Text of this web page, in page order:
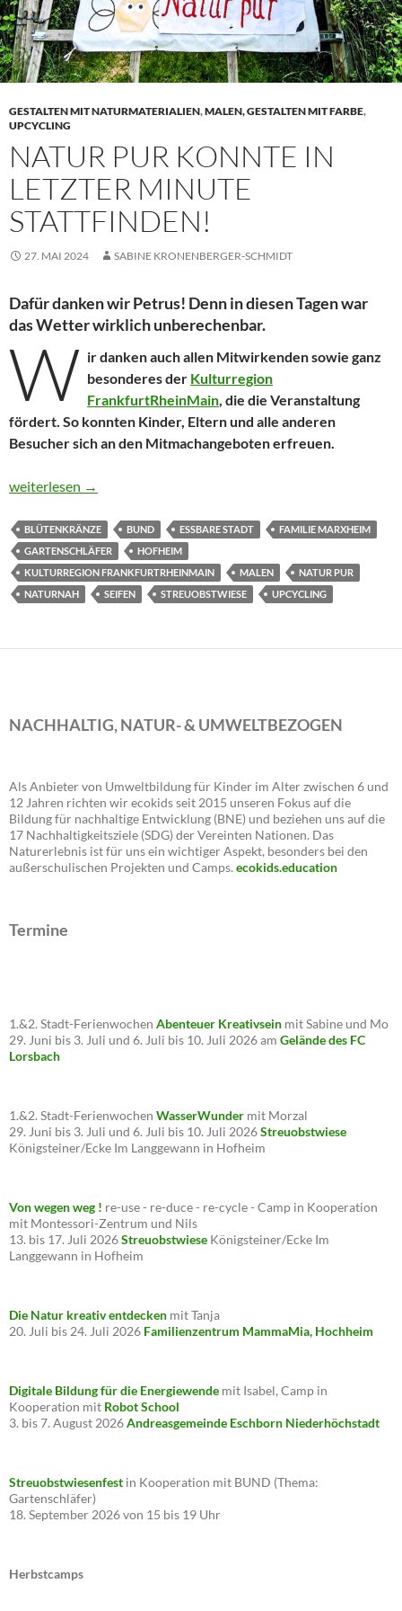
GESTALTEN MIT NATURMATERIALIEN,MALEN, GESTALTEN MIT FARBE,
UPCYCLING
NATUR PUR KONNTE IN
LETZTER MINUTE
STATTFINDEN!
27. MAI 2024 SABINE KRONENBERGER-SCHMIDT
Dafür danken wir Petrus! Denn in diesen Tagen war
das Wetter wirklich unberechenbar.
W ir danken auch allen Mitwirkenden sowie ganz
besonderes der Kulturregion
FrankfurtRheinMain, die die Veranstaltung
fördert. So konnten Kinder, Eltern und alle anderen
Besucher sich an den Mitmachangeboten erfreuen.
Natur pur konnte in letzter Minute stattfinden!
weiterlesen →
BLÜTENKRÄNZE BUND ESSBARE STADT
FAMILIE MARXHEIM
GARTENSCHLÄFER
HOFHEIM
KULTURREGION FRANKFURTRHEINMAIN
MALEN
NATUR PUR
NATURNAH
SEIFEN STREUOBSTWIESE UPCYCLING
NACHHALTIG, NATUR- & UMWELTBEZOGEN
Als Anbieter von Umweltbildung für Kinder im Alter zwischen 6 und
12 Jahren richten wir ecokids seit 2015 unseren Fokus auf die
Bildung für nachhaltige Entwicklung (BNE) und beziehen uns auf die
17 Nachhaltigkeitsziele (SDG) der Vereinten Nationen. Das
Naturerlebnis ist für uns ein wichtiger Aspekt, besonders bei den
außerschulischen Projekten und Camps. ecokids.education
Termine
1.&2. Stadt-Ferienwochen Abenteuer Kreativsein mit Sabine und Mo
29. Juni bis 3. Juli und 6. Juli bis 10. Juli 2026 am Gelände des FC
Lorsbach
1.&2. Stadt-Ferienwochen WasserWunder mit Morzal
29. Juni bis 3. Juli und 6. Juli bis 10. Juli 2026Streuobstwiese
Königsteiner/Ecke Im Langgewann in Hofheim
Von wegen weg ! re-use - re-duce - re-cycle - Camp in Kooperation
mit Montessori-Zentrum und Nils
13. bis 17. Juli 2026Streuobstwiese Königsteiner/Ecke Im
Langgewann in Hofheim
Die Natur kreativ entdecken mit Tanja
20. Juli bis 24. Juli 2026 Familienzentrum MammaMia, Hochheim
Digitale Bildung für die Energiewende mit Isabel, Camp in
Kooperation mit Robot School
3. bis 7. August 2026Andreasgemeinde Eschborn Niederhöchstadt
Streuobstwiesenfest in Kooperation mit BUND (Thema:
Gartenschläfer)
18. September 2026 von 15 bis 19 Uhr
Herbstcamps